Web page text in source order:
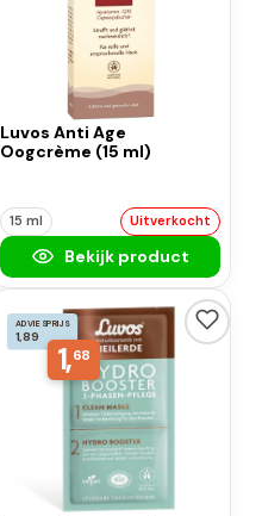
Luvos Anti Age
Oogcrème (15 ml)
15 ml Uitverkocht
Bekijk product
ADVIESPRIJS
1,89
1,68